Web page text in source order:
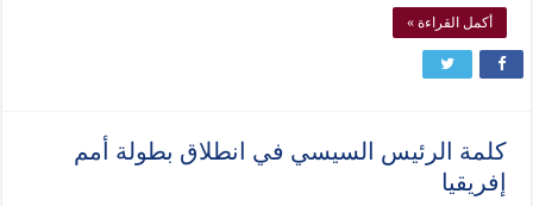
أكمل القراءة »
كلمة الرئيس السيسي في انطلاق بطولة أمم
إفريقيا